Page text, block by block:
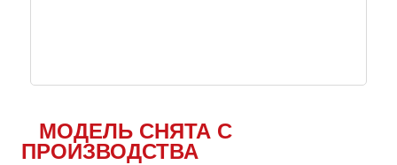
МОДЕЛЬ СНЯТА С
ПРОИЗВОДСТВА